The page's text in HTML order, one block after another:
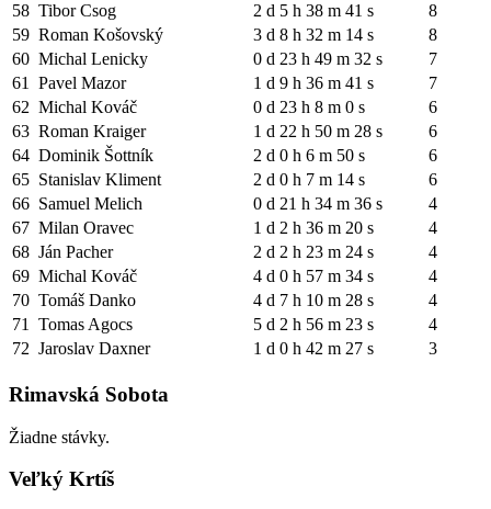
58 Tibor Csog 2 d 5 h 38 m 41 s
8
59 Roman Košovský 3 d 8 h 32 m 14 s
8
60 Michal Lenicky 0 d 23 h 49 m 32 s
7
61
Pavel Mazor 1 d 9 h 36 m 41 s
7
62 Michal Kováč 0 d 23 h 8 m 0 s
6
63 Roman Kraiger 1 d 22 h 50 m 28 s
6
64 Dominik Šottník 2 d 0 h 6 m 50 s
6
65 Stanislav Kliment 2 d 0 h 7 m 14 s
6
66 Samuel Melich 0 d 21 h 34 m 36 s
4
67 Milan Oravec 1 d 2 h 36 m 20 s
4
68 Ján Pacher 2 d 2 h 23 m 24 s
4
69 Michal Kováč 4 d 0 h 57 m 34 s
4
70 Tomáš Danko 4 d 7 h 10 m 28 s
4
71
Tomas Agocs 5 d 2 h 56 m 23 s
4
72 Jaroslav Daxner 1 d 0 h 42 m 27 s 3
Rimavská Sobota
Žiadne stávky.
Veľký Krtíš